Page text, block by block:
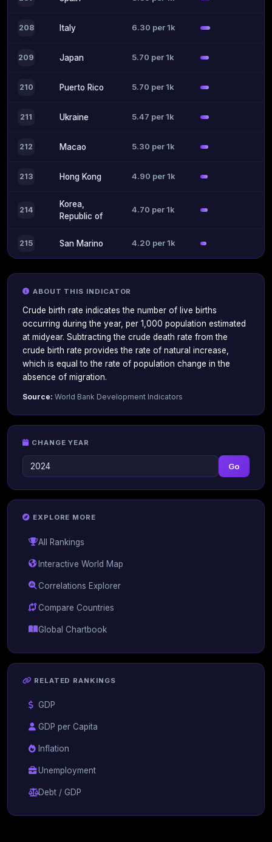
208 Italy 6.30 per 1k
209 Japan 5.70 per 1k
210 Puerto Rico 5.70 per 1k
211 Ukraine 5.47 per 1k
212 Macao 5.30 per 1k
213 Hong Kong 4.90 per 1k
214
Korea,
Republic of
4.70 per 1k
215 San Marino 4.20 per 1k
ABOUT THIS INDICATOR
Crude birth rate indicates the number of live births
occurring during the year, per 1,000 population estimated
at midyear. Subtracting the crude death rate from the
crude birth rate provides the rate of natural increase,
which is equal to the rate of population change in the
absence of migration.
Source: World Bank Development Indicators
CHANGE YEAR
Go
EXPLORE MORE
All Rankings
Interactive World Map
Correlations Explorer
Compare Countries
Global Chartbook
RELATED RANKINGS
GDP
GDP per Capita
Inflation
Unemployment
Debt / GDP